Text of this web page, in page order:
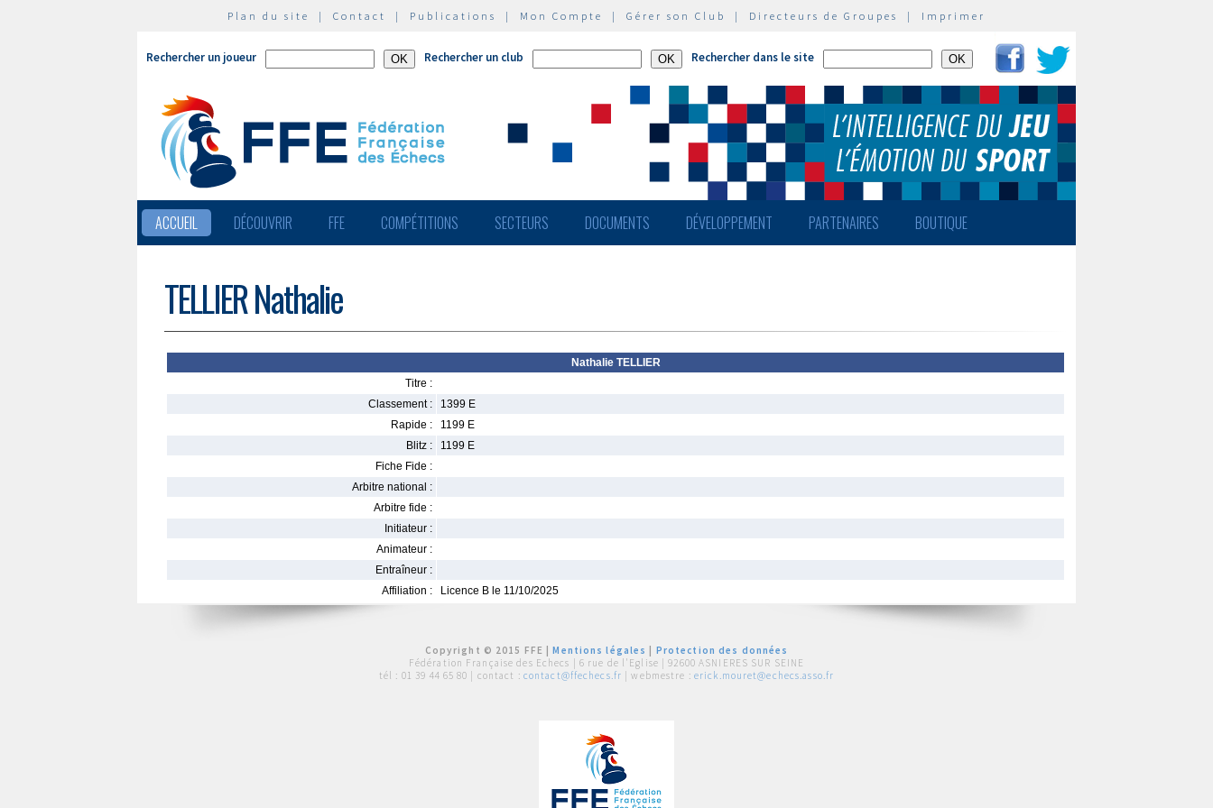
Plan du site | Contact | Publications | Mon Compte | Gérer son Club | Directeurs de Groupes | Imprimer
Rechercher un joueur Rechercher un club Rechercher dans le site
ACCUEIL DÉCOUVRIR FFE COMPÉTITIONS SECTEURS DOCUMENTS DÉVELOPPEMENT PARTENAIRES BOUTIQUE
TELLIER Nathalie
Nathalie TELLIER
Titre :
Classement :
1399 E
Rapide :
1199 E
Blitz :
1199 E
Fiche Fide :
Arbitre national :
Arbitre fide :
Initiateur :
Animateur :
Entraîneur :
Affiliation :
Licence B le 11/10/2025
Copyright © 2015 FFE |Mentions légales
Protection des données
Fédération Française des Echecs | 6 rue de l'Eglise | 92600 ASNIERES SUR SEINE
tél : 01 39 44 65 80 | contact : contact@ffechecs.fr | webmestre : erick.mouret@echecs.asso.fr